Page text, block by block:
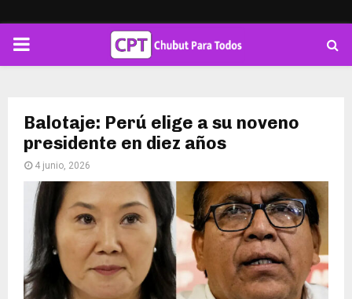
PRIMARY
Balotaje: Perú elige a su noveno
presidente en diez años
4 junio, 2026